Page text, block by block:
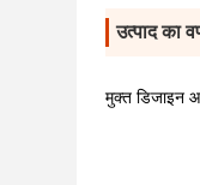
उत्पाद का
मुक्त डिजाइन